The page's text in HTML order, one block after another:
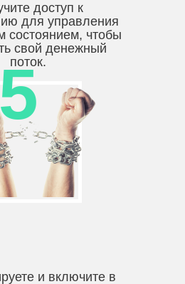
доступ к
для управления
состоянием, чтобы
свой денежный
поток.
и включите в